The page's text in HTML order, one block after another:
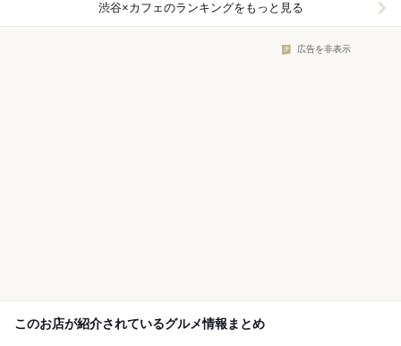
渋谷×カフェのランキングをもっと見る
広告を非表示
このお店が紹介されているグルメ情報まとめ